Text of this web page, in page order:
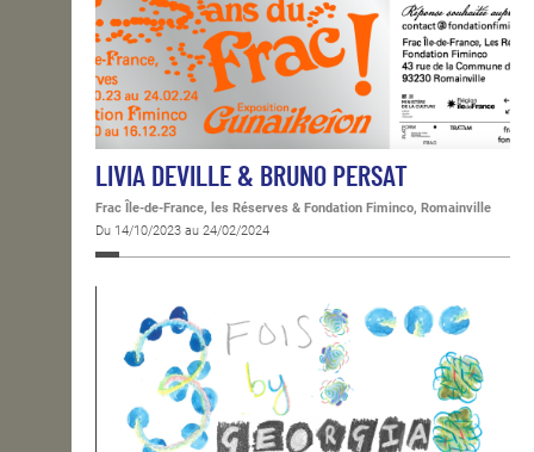
LIVIA DEVILLE & BRUNO PERSAT
Frac Île-de-France, les Réserves & Fondation Fiminco, Romainville
Du 14/10/2023 au 24/02/2024